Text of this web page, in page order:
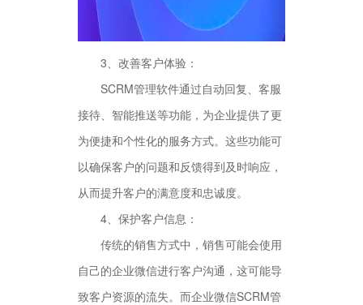
3、改善客户体验：
SCRM管理软件通过自动回复、客服
接待、智能推送等功能，为企业提供了更
为便捷和个性化的服务方式。这些功能可
以确保客户的问题和反馈得到及时响应，
从而提升客户的满意度和忠诚度。
4、保护客户信息：
传统的销售方式中，销售可能会使用
自己的企业微信进行客户沟通，这可能导
致客户资源的流失。而企业微信SCRM管